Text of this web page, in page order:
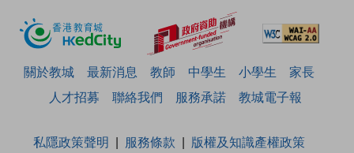
關於教城 最新消息 教師 中學生 小學生
家長
人才招募
聯絡我們 服務承諾 教城電子報
私隱政策聲明 服務條款
版權及知識產權政策